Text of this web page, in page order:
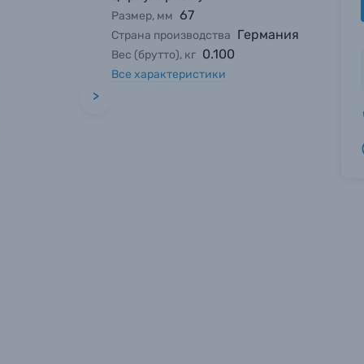
>
Размер, мм 67
Страна производства Германия
Вес (брутто), кг 0.100
Все характеристики